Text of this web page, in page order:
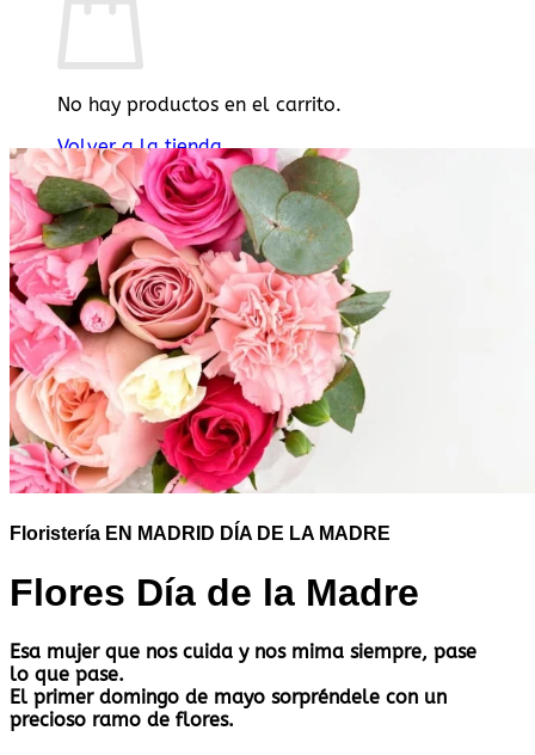
No hay productos en el carrito.
Volver a la tienda
Floristería EN MADRID DÍA DE LA MADRE
Flores Día de la Madre
Esa mujer que nos cuida y nos mima siempre, pase
lo que pase.
El primer domingo de mayo sorpréndele con un
precioso ramo de flores.